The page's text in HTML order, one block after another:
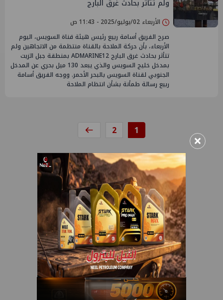
ولم تتأثر بحادث غرق البارج
الأربعاء 02/يوليو/2025 - 11:43 ص
صرح الفريق أسامة ربيع رئيس هيئة قناة السويس، اليوم
الأربعاء، بأن حركة الملاحة بالقناة منتظمة من الاتجاهين ولم
تتأثر بحادث غرق البارج ADMARINE12 بمنطقة جبل الزيت
بمدخل خليج السويس والذي يبعد 130 ميل بحري عن المدخل
الجنوبي لقناة السويس بالبحر الأحمر. ووجه الفريق أسامة
ربيع رسالة طمأنة بشأن انتظام الملاحة
1
2 ×